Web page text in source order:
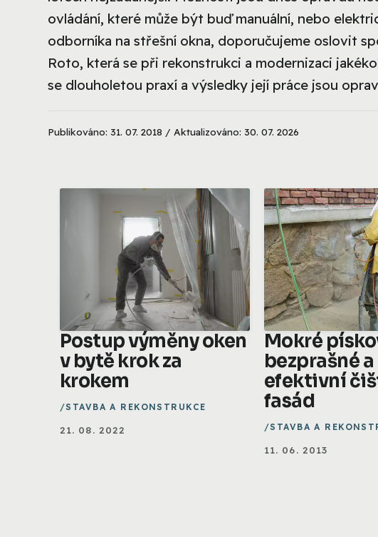
ovládání, které může být buď manuální, nebo
odborníka na střešní okna, doporučujeme oslovit
Roto, která se při rekonstrukci a modernizaci
se dlouholetou praxí a výsledky její práce jsou
Publikováno: 31. 07. 2018 / Aktualizováno: 30. 07. 2026
Postup výměny oken
v bytě krok za
krokem
STAVBA A REKONSTRUKCE
21. 08. 2022
Mokré
bezprašné a
efektivní
fasád
STAVBA A
11. 06. 2013